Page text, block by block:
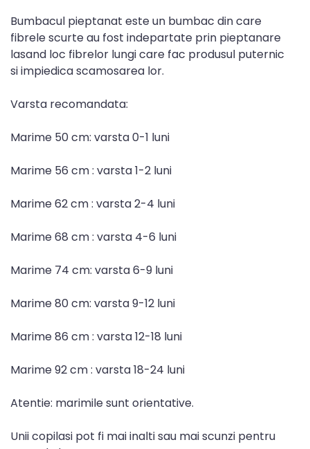
Bumbacul pieptanat este un bumbac din care
fibrele scurte au fost indepartate prin pieptanare
lasand loc fibrelor lungi care fac produsul puternic
si impiedica scamosarea lor.
Varsta recomandata:
Marime 50 cm: varsta 0-1 luni
Marime 56 cm : varsta 1-2 luni
Marime 62 cm : varsta 2-4 luni
Marime 68 cm : varsta 4-6 luni
Marime 74 cm: varsta 6-9 luni
Marime 80 cm: varsta 9-12 luni
Marime 86 cm : varsta 12-18 luni
Marime 92 cm : varsta 18-24 luni
Atentie: marimile sunt orientative.
Unii copilasi pot fi mai inalti sau mai scunzi pentru